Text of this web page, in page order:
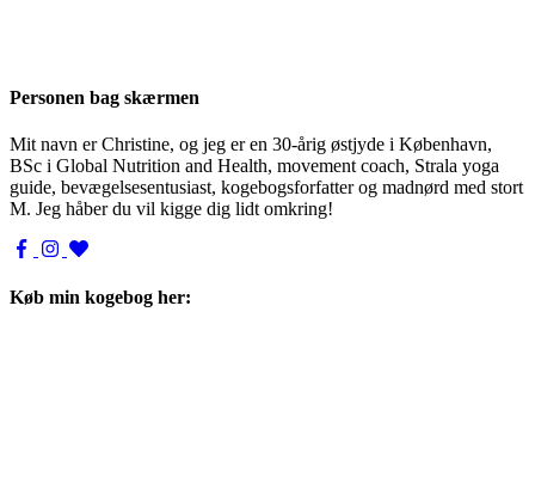
Personen bag skærmen
Mit navn er Christine, og jeg er en 30-årig østjyde i København,
BSc i Global Nutrition and Health, movement coach, Strala yoga
guide, bevægelsesentusiast, kogebogsforfatter og madnørd med stort
M. Jeg håber du vil kigge dig lidt omkring!
Køb min kogebog her: